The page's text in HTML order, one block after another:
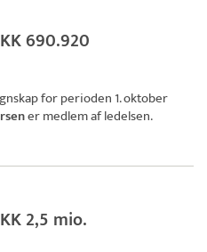
690.920
for perioden 1. oktober
er medlem af ledelsen.
2,5 mio.